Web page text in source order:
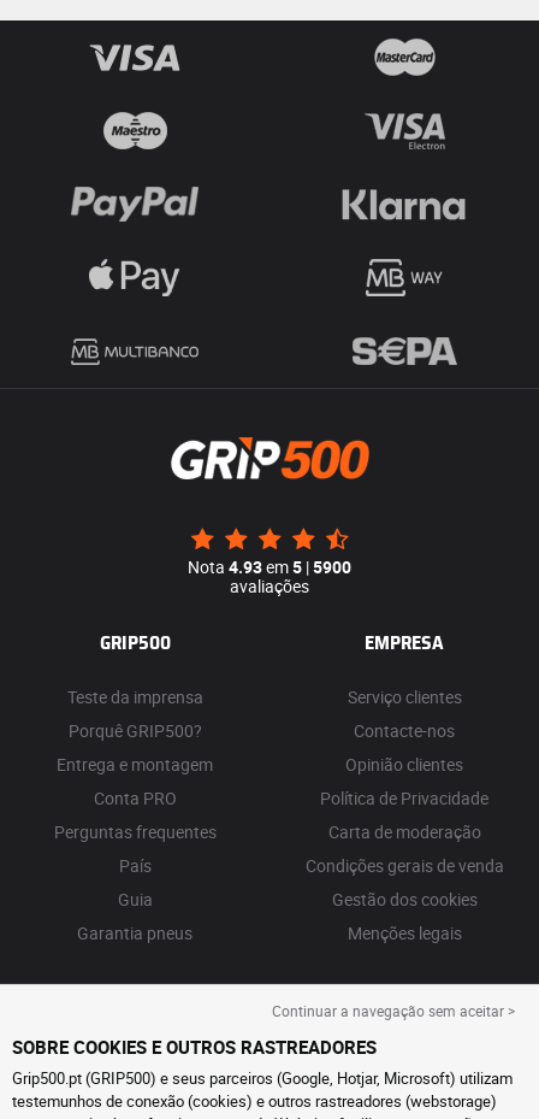
Nota 4.93em5 |5900
avaliações
GRIP500
Teste da imprensa
Porquê GRIP500?
Entrega e montagem
Conta PRO
Perguntas frequentes
País
Guia
Garantia pneus
EMPRESA
Serviço clientes
Contacte-nos
Opinião clientes
Política de Privacidade
Carta de moderação
Condições gerais de venda
Gestão dos cookies
Menções legais
Continuar a navegação sem aceitar >
SOBRE COOKIES E OUTROS RASTREADORES
Grip500.pt (GRIP500) e seus parceiros (Google, Hotjar, Microsoft) utilizam
testemunhos de conexão (cookies) e outros rastreadores (webstorage)